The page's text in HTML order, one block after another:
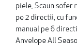
piele, Scaun sofer
pe 2 directii, cu
manual pe 6
Anvelope All